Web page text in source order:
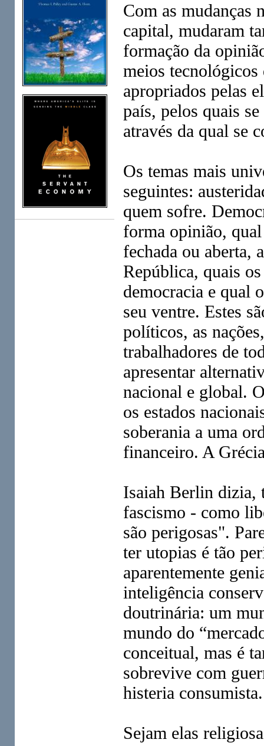
Com as mudanças
capital, mudaram
formação da
meios tecnológicos
apropriados pelas
país, pelos quais
através da qual se
Os temas mais
seguintes:
quem sofre.
forma opinião,
fechada ou aberta,
República, quais
democracia e qual
seu ventre. Estes
políticos, as
trabalhadores de
apresentar
nacional e global.
os estados
soberania a uma
financeiro. A
Isaiah Berlin dizia,
fascismo - como
são perigosas".
ter utopias é tão
aparentemente
inteligência
doutrinária: um
mundo do
conceitual, mas é
sobrevive com
histeria consumista.
Sejam elas